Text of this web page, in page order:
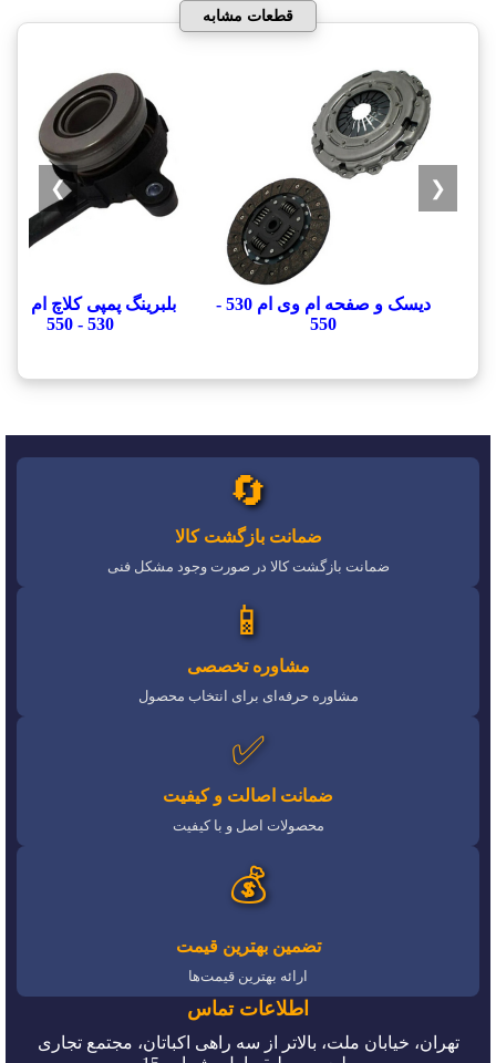
قطعات مشابه
دیسک و صفحه ام وی ام 530 -
550
بلبرینگ پمپی کلاچ ام وی
530 - 550
❮
❯
🔄
ضمانت بازگشت کالا
ضمانت بازگشت کالا در صورت وجود مشکل فنی
📱
مشاوره تخصصی
مشاوره حرفه‌ای برای انتخاب محصول
✅
ضمانت اصالت و کیفیت
محصولات اصل و با کیفیت
💰
تضمین بهترین قیمت
ارائه بهترین قیمت‌ها
اطلاعات تماس
تهران، خیابان ملت، بالاتر از سه راهی اکباتان، مجتمع تجاری